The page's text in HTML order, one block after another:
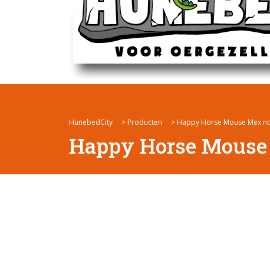
HunebedCity > Producten > Happy Horse Mouse Mex
Happy Horse